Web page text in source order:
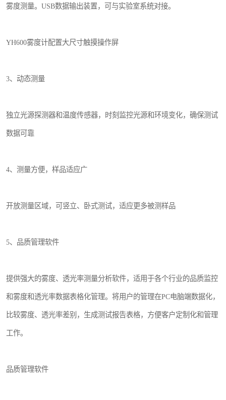
雾度测量。USB数据输出装置，可与实验室系统对接。
YH600雾度计配置大尺寸触摸操作屏
3、动态测量
独立光源探测器和温度传感器，时刻监控光源和环境变化，确保测试
数据可靠
4、测量方便，样品适应广
开放测量区域，可竖立、卧式测试，适应更多被测样品
5、品质管理软件
提供强大的雾度、透光率测量分析软件，适用于各个行业的品质监控
和雾度和透光率数据表格化管理。将用户的管理在PC电脑端数据化，
比较雾度、透光率差别，生成测试报告表格，方便客户定制化和管理
工作。
品质管理软件